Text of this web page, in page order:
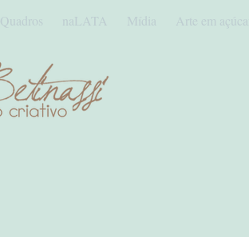
Quadros naLATA Mídia Arte em açúcar